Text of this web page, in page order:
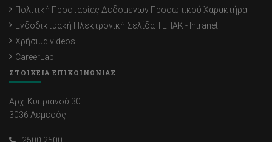
Πολιτική Προστασίας Δεδομένων Προσωπικού Χαρακτήρα
Ενδοδικτυακή Ηλεκτρονική Σελίδα ΤΕΠΑΚ - Intranet
Χρήσιμα videos
CareerLab
ΣΤΟΙΧΕΙΑ ΕΠΙΚΟΙΝΩΝΙΑΣ
Αρχ. Κυπριανού 30
3036 Λεμεσός